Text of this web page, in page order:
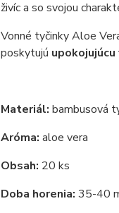
živíc a so svojou
Vonné tyčinky Aloe
poskytujú upokojujúcu
Materiál: bambusová
Aróma: aloe vera
Obsah: 20 ks
Doba horenia: 35-40